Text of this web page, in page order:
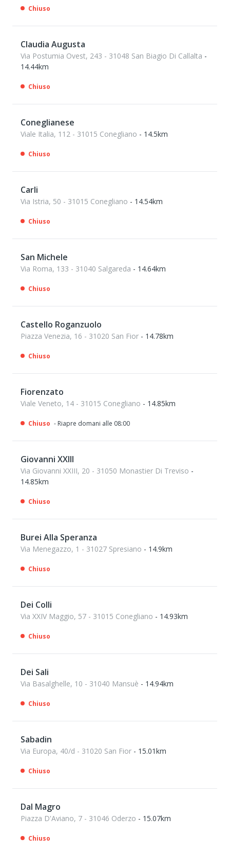
Chiuso
Claudia Augusta
Via Postumia Ovest, 243 - 31048 San Biagio Di Callalta -
14.44km
Chiuso
Coneglianese
Viale Italia, 112 - 31015 Conegliano - 14.5km
Chiuso
Carli
Via Istria, 50 - 31015 Conegliano - 14.54km
Chiuso
San Michele
Via Roma, 133 - 31040 Salgareda - 14.64km
Chiuso
Castello Roganzuolo
Piazza Venezia, 16 - 31020 San Fior - 14.78km
Chiuso
Fiorenzato
Viale Veneto, 14 - 31015 Conegliano - 14.85km
Chiuso - Riapre domani alle 08:00
Giovanni XXIII
Via Giovanni XXIII, 20 - 31050 Monastier Di Treviso -
14.85km
Chiuso
Burei Alla Speranza
Via Menegazzo, 1 - 31027 Spresiano - 14.9km
Chiuso
Dei Colli
Via XXIV Maggio, 57 - 31015 Conegliano - 14.93km
Chiuso
Dei Sali
Via Basalghelle, 10 - 31040 Mansuè - 14.94km
Chiuso
Sabadin
Via Europa, 40/d - 31020 San Fior - 15.01km
Chiuso
Dal Magro
Piazza D'Aviano, 7 - 31046 Oderzo - 15.07km
Chiuso